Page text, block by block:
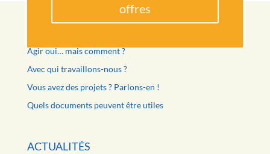
offres
Agir oui… mais comment ?
Avec qui travaillons-nous ?
Vous avez des projets ? Parlons-en !
Quels documents peuvent être utiles
ACTUALITÉS